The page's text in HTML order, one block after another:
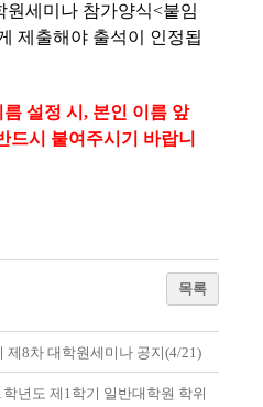
원세미나 참가양식<붙임
제출해야 출석이 인정됩
설정 시, 본인 이름 앞
드시 붙여주시기 바랍니
목록
제8차 대학원세미나 공지(4/21)
학년도 제1학기 일반대학원 학위